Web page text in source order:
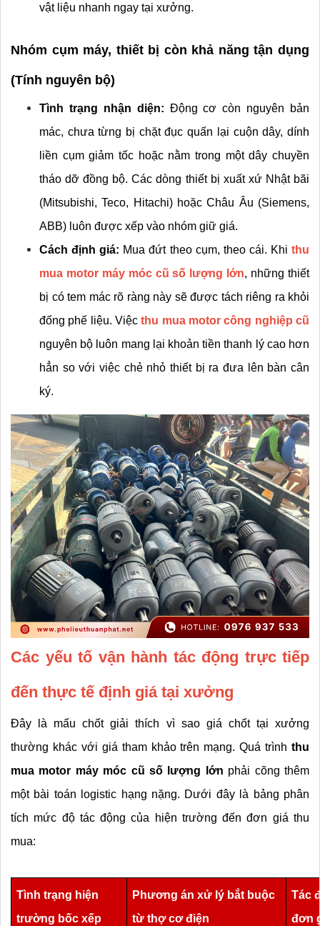
vật liệu nhanh ngay tại xưởng.
Nhóm cụm máy, thiết bị còn khả năng tận dụng
(Tính nguyên bộ)
Tình trạng nhận diện: Động cơ còn nguyên bản
mác, chưa từng bị chặt đục quấn lại cuộn dây, dính
liền cụm giảm tốc hoặc nằm trong một dây chuyền
tháo dỡ đồng bộ. Các dòng thiết bị xuất xứ Nhật bãi
(Mitsubishi, Teco, Hitachi) hoặc Châu Âu (Siemens,
ABB) luôn được xếp vào nhóm giữ giá.
Cách định giá: Mua đứt theo cụm, theo cái. Khi thu
mua motor máy móc cũ số lượng lớn, những thiết
bị có tem mác rõ ràng này sẽ được tách riêng ra khỏi
đống phế liệu. Việc thu mua motor công nghiệp cũ
nguyên bộ luôn mang lại khoản tiền thanh lý cao hơn
hẳn so với việc chẻ nhỏ thiết bị ra đưa lên bàn cân
ký.
Các yếu tố vận hành tác động trực tiếp
đến thực tế định giá tại xưởng
Đây là mấu chốt giải thích vì sao giá chốt tại xưởng
thường khác với giá tham khảo trên mạng. Quá trình thu
mua motor máy móc cũ số lượng lớn phải cõng thêm
một bài toán logistic hạng nặng. Dưới đây là bảng phân
tích mức độ tác động của hiện trường đến đơn giá thu
mua:
Tình trạng hiện
trường bốc xếp
Phương án xử lý bắt buộc
từ thợ cơ điện
Tác
đơn